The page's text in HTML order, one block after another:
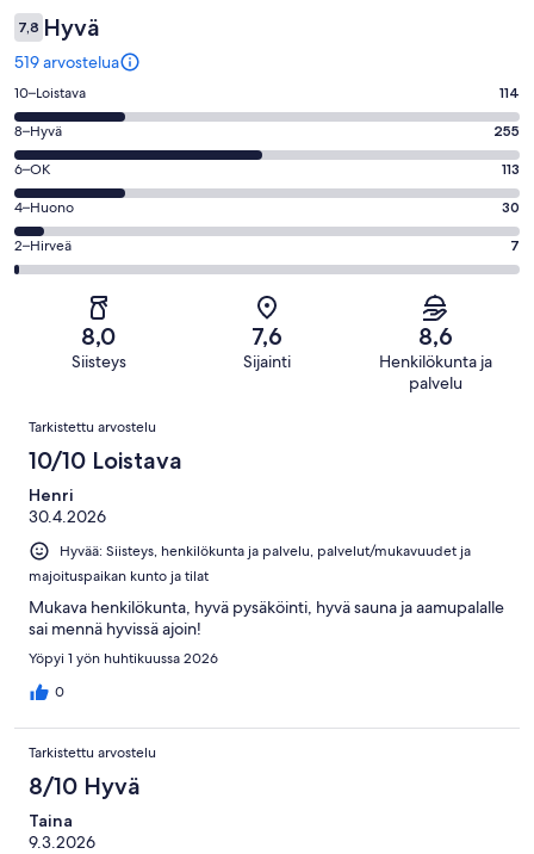
7,8 Hyvä
519 arvostelua
Arvosana
10
-
Loistava.
114
kautta
519
arvostelua
10–Loistava 114
Arvosana
8
-
Hyvä.
255
kautta
arvostelua
8–Hyvä 255
Arvosana
6
-
OK.
113
arvostelua
6–OK 113
Arvosana
4
-
4–Huono 30
Arvosana
2
arvostelua
2–Hirveä 7
8,0
Siisteys
7,6
Sijainti
8,6
Henkilökunta ja
palvelu
Arvostelut
Tarkistettu arvostelu
10/10 Loistava
Henri
30.4.2026
Hyvää: Siisteys, henkilökunta ja palvelu, palvelut/mukavuudet ja
majoituspaikan kunto ja tilat
Mukava henkilökunta, hyvä pysäköinti, hyvä sauna ja aamupalalle
sai mennä hyvissä ajoin!
Yöpyi 1 yön huhtikuussa 2026
0
Tarkistettu arvostelu
8/10 Hyvä
Taina
9.3.2026